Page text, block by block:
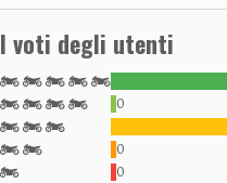
I voti degli utenti
0
0
0